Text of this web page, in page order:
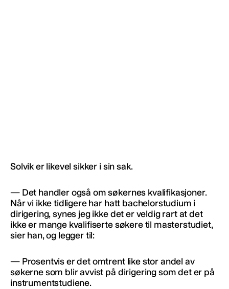
Solvik er likevel sikker i sin sak.
— Det handler også om søkernes kvalifikasjoner.
Når vi ikke tidligere har hatt bachelorstudium i
dirigering, synes jeg ikke det er veldig rart at det
ikke er mange kvalifiserte søkere til masterstudiet,
sier han, og legger til:
— Prosentvis er det omtrent like stor andel av
søkerne som blir avvist på dirigering som det er på
instrumentstudiene.